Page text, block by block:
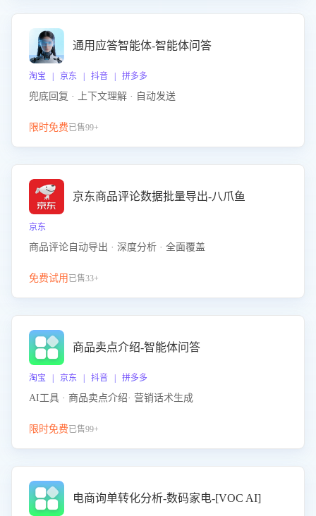
通用应答智能体-智能体问答
淘宝 | 京东 | 抖音 | 拼多多
兜底回复 · 上下文理解 · 自动发送
限时免费已售99+
京东商品评论数据批量导出-八爪鱼
京东
商品评论自动导出 · 深度分析 · 全面覆盖
免费试用 已售33+
商品卖点介绍-智能体问答
淘宝 | 京东 | 抖音 | 拼多多
AI工具 · 商品卖点介绍· 营销话术生成
限时免费已售99+
电商询单转化分析-数码家电-[VOC AI]